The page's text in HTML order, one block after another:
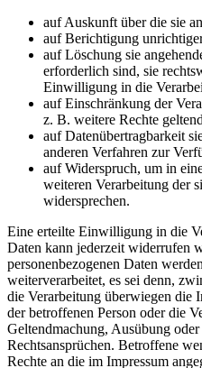
auf Auskunft über die sie
auf Berichtigung
auf Löschung sie
erforderlich sind, sie
Einwilligung in die
auf Einschränkung der
z. B. weitere Rechte
auf Datenübertragbarkeit
anderen Verfahren zur
auf Widerspruch, um in
weiteren Verarbeitung der
widersprechen.
Eine erteilte Einwilligung in die
Daten kann jederzeit widerrufen
personenbezogenen Daten
weiterverarbeitet, es sei denn,
die Verarbeitung überwiegen die
der betroffenen Person oder die
Geltendmachung, Ausübung
Rechtsansprüchen. Betroffene
Rechte an die im Impressum